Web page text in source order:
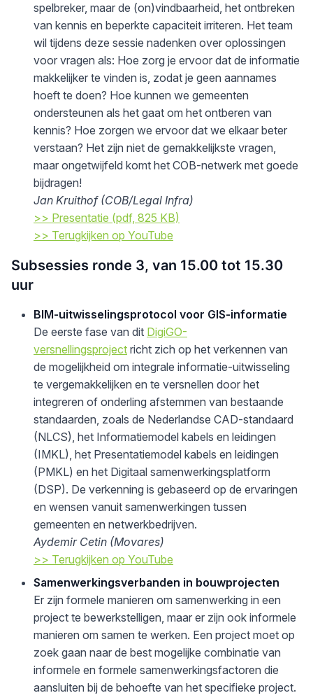
spelbreker, maar de (on)vindbaarheid, het ontbreken
van kennis en beperkte capaciteit irriteren. Het team
wil tijdens deze sessie nadenken over oplossingen
voor vragen als: Hoe zorg je ervoor dat de informatie
makkelijker te vinden is, zodat je geen aannames
hoeft te doen? Hoe kunnen we gemeenten
ondersteunen als het gaat om het ontberen van
kennis? Hoe zorgen we ervoor dat we elkaar beter
verstaan? Het zijn niet de gemakkelijkste vragen,
maar ongetwijfeld komt het COB-netwerk met goede
bijdragen!
Jan Kruithof (COB/Legal Infra)
>> Presentatie (pdf, 825 KB)
>> Terugkijken op YouTube
Subsessies ronde 3, van 15.00 tot 15.30
uur
BIM-uitwisselingsprotocol voor GIS-informatie
De eerste fase van dit DigiGO-
versnellingsproject richt zich op het verkennen van
de mogelijkheid om integrale informatie-uitwisseling
te vergemakkelijken en te versnellen door het
integreren of onderling afstemmen van bestaande
standaarden, zoals de Nederlandse CAD-standaard
(NLCS), het Informatiemodel kabels en leidingen
(IMKL), het Presentatiemodel kabels en leidingen
(PMKL) en het Digitaal samenwerkingsplatform
(DSP). De verkenning is gebaseerd op de ervaringen
en wensen vanuit samenwerkingen tussen
gemeenten en netwerkbedrijven.
Aydemir Cetin (Movares)
>> Terugkijken op YouTube
Samenwerkingsverbanden in bouwprojecten
Er zijn formele manieren om samenwerking in een
project te bewerkstelligen, maar er zijn ook informele
manieren om samen te werken. Een project moet op
zoek gaan naar de best mogelijke combinatie van
informele en formele samenwerkingsfactoren die
aansluiten bij de behoefte van het specifieke project.